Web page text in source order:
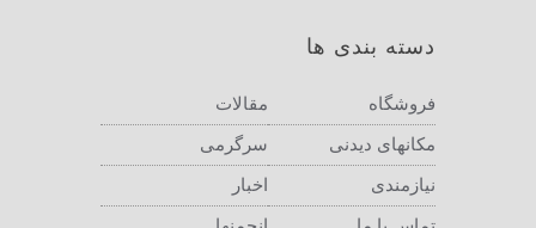
دسته بندی ها
مقالات فروشگاه
سرگرمی مکانهای دیدنی
اخبار نیازمندی